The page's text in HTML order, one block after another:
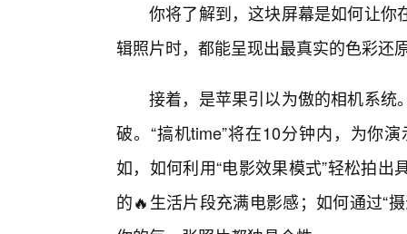
你将了解到，这块屏幕是如何让你
辑照片时，都能呈现出最真实的色彩还
接着，是苹果引以为傲的相机系统
破。“搞机time”将在10分钟内，为你
如，如何利用“电影效果模式”轻松拍
的🔥生活片段充满电影感；如何通过“